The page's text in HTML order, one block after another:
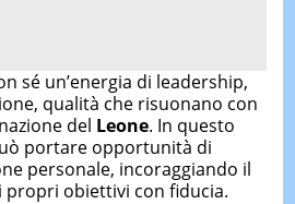
sé un’energia di leadership,
qualità che risuonano con
del Leone. In questo
portare opportunità di
personale, incoraggiando il
propri obiettivi con fiducia.